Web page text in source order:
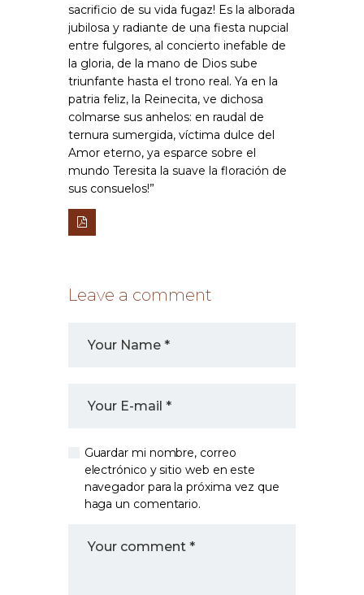
sacrificio de su vida fugaz! Es la alborada
jubilosa y radiante de una fiesta nupcial
entre fulgores, al concierto inefable de
la gloria, de la mano de Dios sube
triunfante hasta el trono real. Ya en la
patria feliz, la Reinecita, ve dichosa
colmarse sus anhelos: en raudal de
ternura sumergida, víctima dulce del
Amor eterno, ya esparce sobre el
mundo Teresita la suave la floración de
sus consuelos!”
Leave a comment
Guardar mi nombre, correo
electrónico y sitio web en este
navegador para la próxima vez que
haga un comentario.